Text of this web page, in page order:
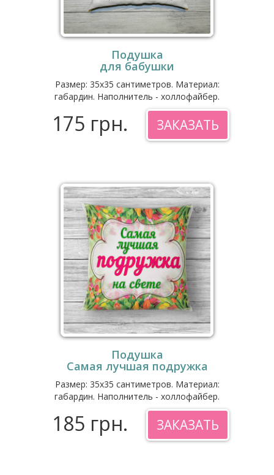
Подушка
для бабушки
Размер: 35x35 сантиметров. Материал:
габардин. Наполнитель - холлофайбер.
175 грн. ЗАКАЗАТЬ
Подушка
Самая лучшая подружка
Размер: 35x35 сантиметров. Материал:
габардин. Наполнитель - холлофайбер.
185 грн. ЗАКАЗАТЬ